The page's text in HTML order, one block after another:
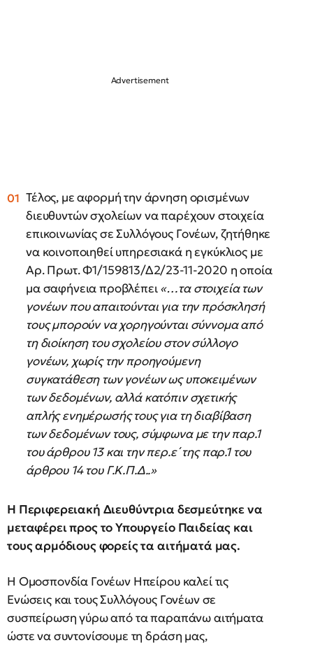
Τέλος, με αφορμή την άρνηση ορισμένων
διευθυντών σχολείων να παρέχουν στοιχεία
επικοινωνίας σε Συλλόγους Γονέων, ζητήθηκε
να κοινοποιηθεί υπηρεσιακά η εγκύκλιος με
Αρ. Πρωτ. Φ1/159813/Δ2/23-11-2020 η οποία
μα σαφήνεια προβλέπει«…τα στοιχεία των
γονέων που απαιτούνται για την πρόσκλησή
τους μπορούν να χορηγούνται σύννομα από
τη διοίκηση του σχολείου στον σύλλογο
γονέων, χωρίς την προηγούμενη
συγκατάθεση των γονέων ως υποκειμένων
των δεδομένων, αλλά κατόπιν σχετικής
απλής ενημέρωσής τους για τη διαβίβαση
των δεδομένων τους, σύμφωνα με την παρ.1
του άρθρου 13 και την περ.ε΄ της παρ.1 του
άρθρου 14 του Γ.Κ.Π.Δ..»
Η Περιφερειακή Διευθύντρια δεσμεύτηκε να
μεταφέρει προς το Υπουργείο Παιδείας και
τους αρμόδιους φορείς τα αιτήματά μας.
Η Ομοσπονδία Γονέων Ηπείρου καλεί τις
Ενώσεις και τους Συλλόγους Γονέων σε
συσπείρωση γύρω από τα παραπάνω αιτήματα
ώστε να συντονίσουμε τη δράση μας,